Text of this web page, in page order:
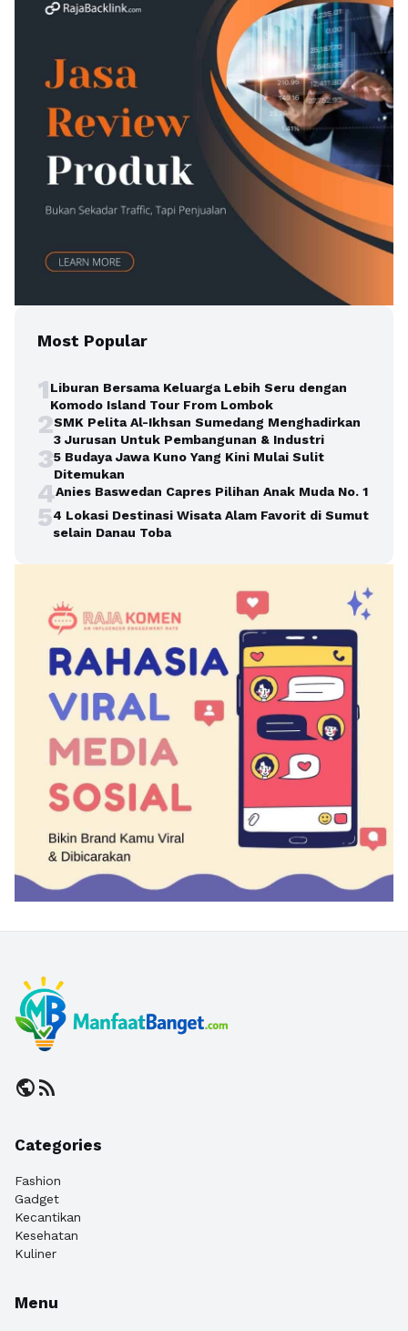
Most Popular
1Liburan Bersama Keluarga Lebih Seru dengan
Komodo Island Tour From Lombok
2SMK Pelita Al-Ikhsan Sumedang Menghadirkan
3 Jurusan Untuk Pembangunan & Industri
35 Budaya Jawa Kuno Yang Kini Mulai Sulit
Ditemukan
4Anies Baswedan Capres Pilihan Anak Muda No. 1
54 Lokasi Destinasi Wisata Alam Favorit di Sumut
selain Danau Toba
publicrss_feed
Categories
Fashion
Gadget
Kecantikan
Kesehatan
Kuliner
Menu